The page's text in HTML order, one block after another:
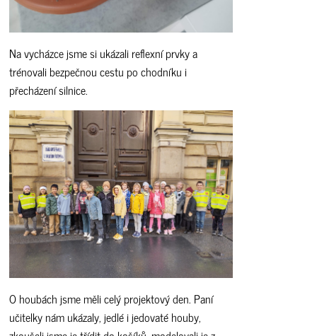
Na vycházce jsme si ukázali reflexní prvky a
trénovali bezpečnou cestu po chodníku i
přecházení silnice.
O houbách jsme měli celý projektový den. Paní
učitelky nám ukázaly, jedlé i jedovaté houby,